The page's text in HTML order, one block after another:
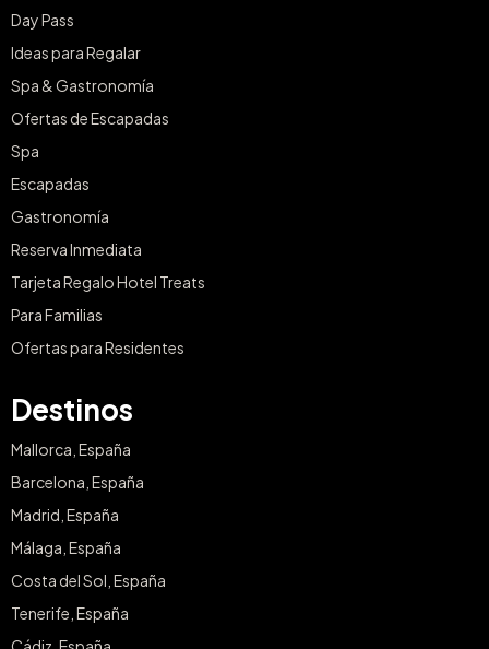
Day Pass
Ideas para Regalar
Spa & Gastronomía
Ofertas de Escapadas
Spa
Escapadas
Gastronomía
Reserva Inmediata
Tarjeta Regalo Hotel Treats
Para Familias
Ofertas para Residentes
Destinos
Mallorca, España
Barcelona, España
Madrid, España
Málaga, España
Costa del Sol, España
Tenerife, España